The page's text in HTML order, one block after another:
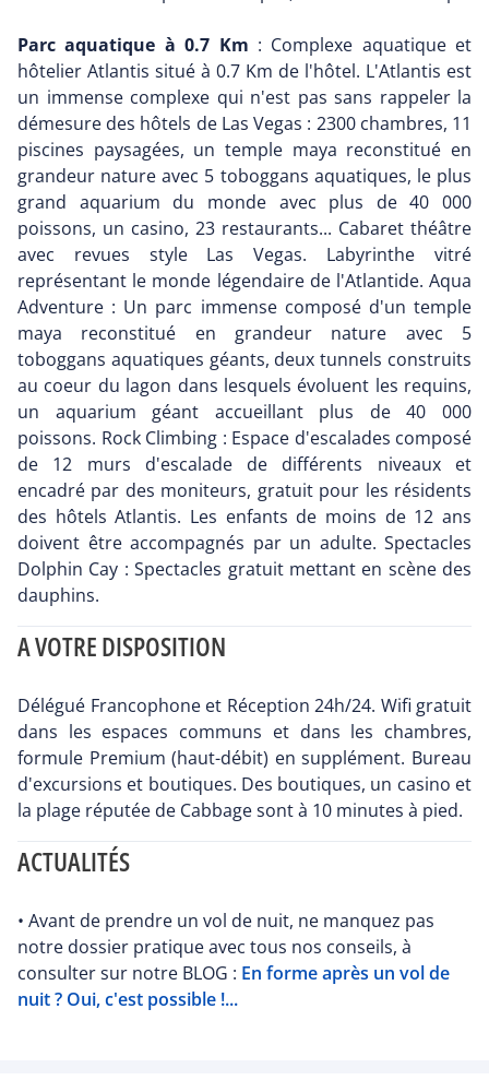
Parc aquatique à 0.7 Km : Complexe aquatique et
hôtelier Atlantis situé à 0.7 Km de l'hôtel. L'Atlantis est
un immense complexe qui n'est pas sans rappeler la
démesure des hôtels de Las Vegas : 2300 chambres, 11
piscines paysagées, un temple maya reconstitué en
grandeur nature avec 5 toboggans aquatiques, le plus
grand aquarium du monde avec plus de 40 000
poissons, un casino, 23 restaurants... Cabaret théâtre
avec revues style Las Vegas. Labyrinthe vitré
représentant le monde légendaire de l'Atlantide. Aqua
Adventure : Un parc immense composé d'un temple
maya reconstitué en grandeur nature avec 5
toboggans aquatiques géants, deux tunnels construits
au coeur du lagon dans lesquels évoluent les requins,
un aquarium géant accueillant plus de 40 000
poissons. Rock Climbing : Espace d'escalades composé
de 12 murs d'escalade de différents niveaux et
encadré par des moniteurs, gratuit pour les résidents
des hôtels Atlantis. Les enfants de moins de 12 ans
doivent être accompagnés par un adulte. Spectacles
Dolphin Cay : Spectacles gratuit mettant en scène des
dauphins.
A VOTRE DISPOSITION
Délégué Francophone et Réception 24h/24. Wifi gratuit
dans les espaces communs et dans les chambres,
formule Premium (haut-débit) en supplément. Bureau
d'excursions et boutiques. Des boutiques, un casino et
la plage réputée de Cabbage sont à 10 minutes à pied.
ACTUALITÉS
• Avant de prendre un vol de nuit, ne manquez pas
notre dossier pratique avec tous nos conseils, à
consulter sur notre BLOG : En forme après un vol de
nuit ? Oui, c'est possible !...